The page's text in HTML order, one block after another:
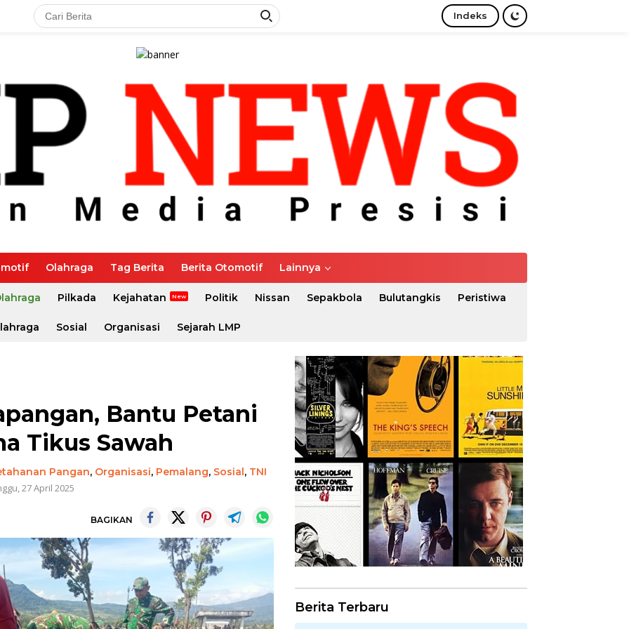
Indeks
Olahraga Tag Berita Berita Otomotif Lainnya
Pilkada Kejahatan Politik Nissan Sepakbola Bulutangkis Peristiwa
Sosial Organisasi Sejarah LMP
Bantu Petani
Tikus Sawah
Pangan, Organisasi, Pemalang, Sosial, TNI
27 April 2025
BAGIKAN
Berita Terbaru